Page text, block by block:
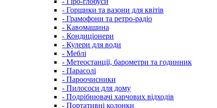
- Горщики та вазони для квітів
- Грамофони та ретро-радіо
- Кавомашина
- Кондиціонери
- Кулери для води
- Меблі
- Метеостанції, барометри та годинник
- Парасолі
- Пароочисники
- Пилососи для дому
- Подрібнювачі харчових відходів
- Портативні колонки